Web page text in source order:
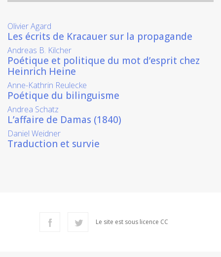
Olivier Agard
Les écrits de Kracauer sur la propagande
Andreas B. Kilcher
Poétique et politique du mot d’esprit chez
Heinrich Heine
Anne-Kathrin Reulecke
Poétique du bilinguisme
Andrea Schatz
L’affaire de Damas (1840)
Daniel Weidner
Traduction et survie
Le site est sous licence CC